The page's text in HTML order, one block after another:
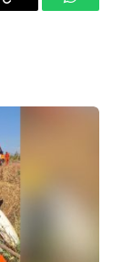
Copy